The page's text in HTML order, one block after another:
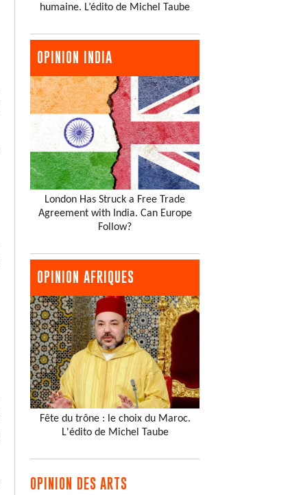
humaine. L’édito de Michel Taube
OPINION INDIA
London Has Struck a Free Trade
Agreement with India. Can Europe
Follow?
OPINION AFRIQUES
Fête du trône : le choix du Maroc.
L'édito de Michel Taube
OPINION DES ARTS